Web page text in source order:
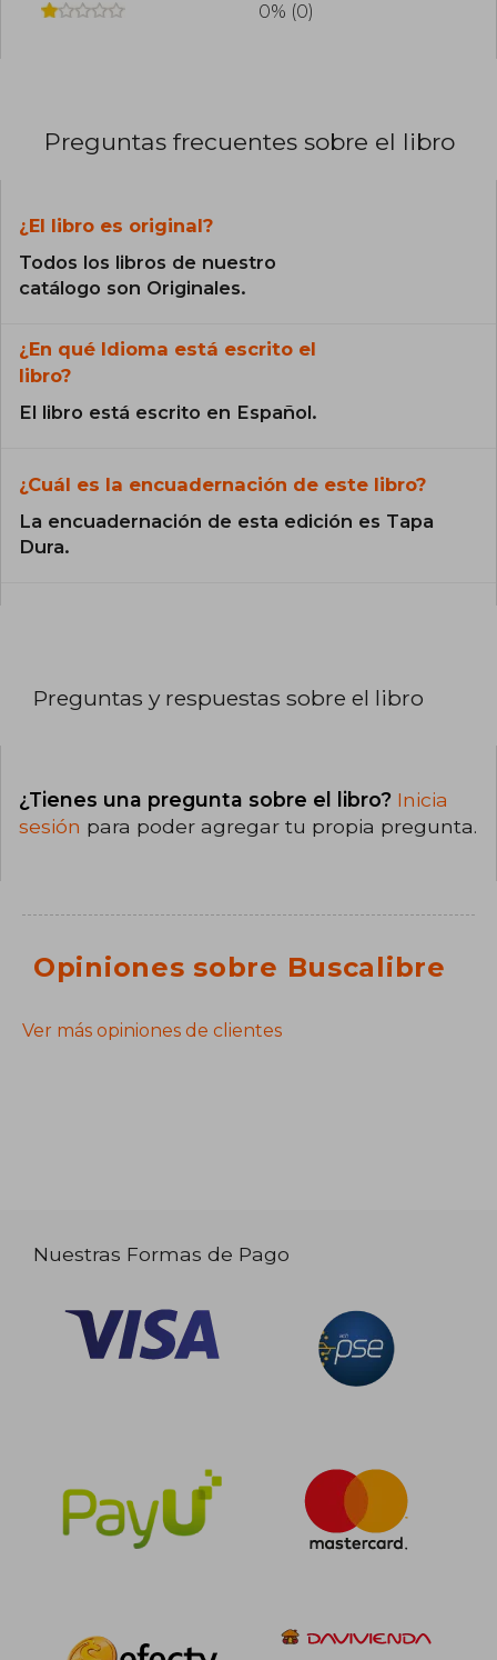
0% (0)
Preguntas frecuentes sobre el libro
¿El libro es original?
Todos los libros de nuestro
catálogo son Originales.
¿En qué Idioma está escrito el
libro?
El libro está escrito en Español.
¿Cuál es la encuadernación de este libro?
La encuadernación de esta edición es Tapa
Dura.
Preguntas y respuestas sobre el libro
¿Tienes una pregunta sobre el libro? Inicia
sesión para poder agregar tu propia pregunta.
Opiniones sobre Buscalibre
Ver más opiniones de clientes
Nuestras Formas de Pago